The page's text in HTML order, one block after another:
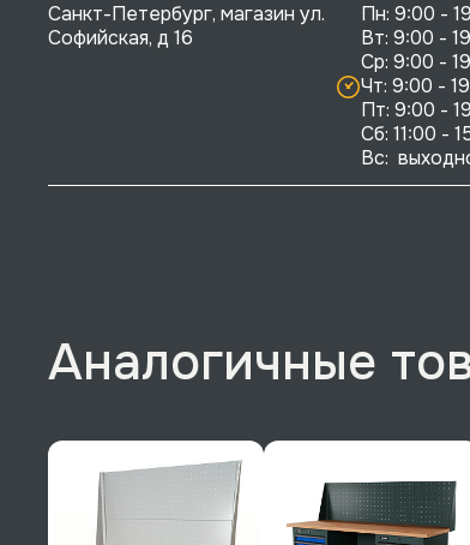
Санкт-Петербург, магазин ул.
Софийская, д 16
Пн: 9:00 -
Вт: 9:00 -
Ср: 9:00 -
Чт: 9:00 -
Пт: 9:00 -
Сб: 11:00 -
Вс:
Аналогичные